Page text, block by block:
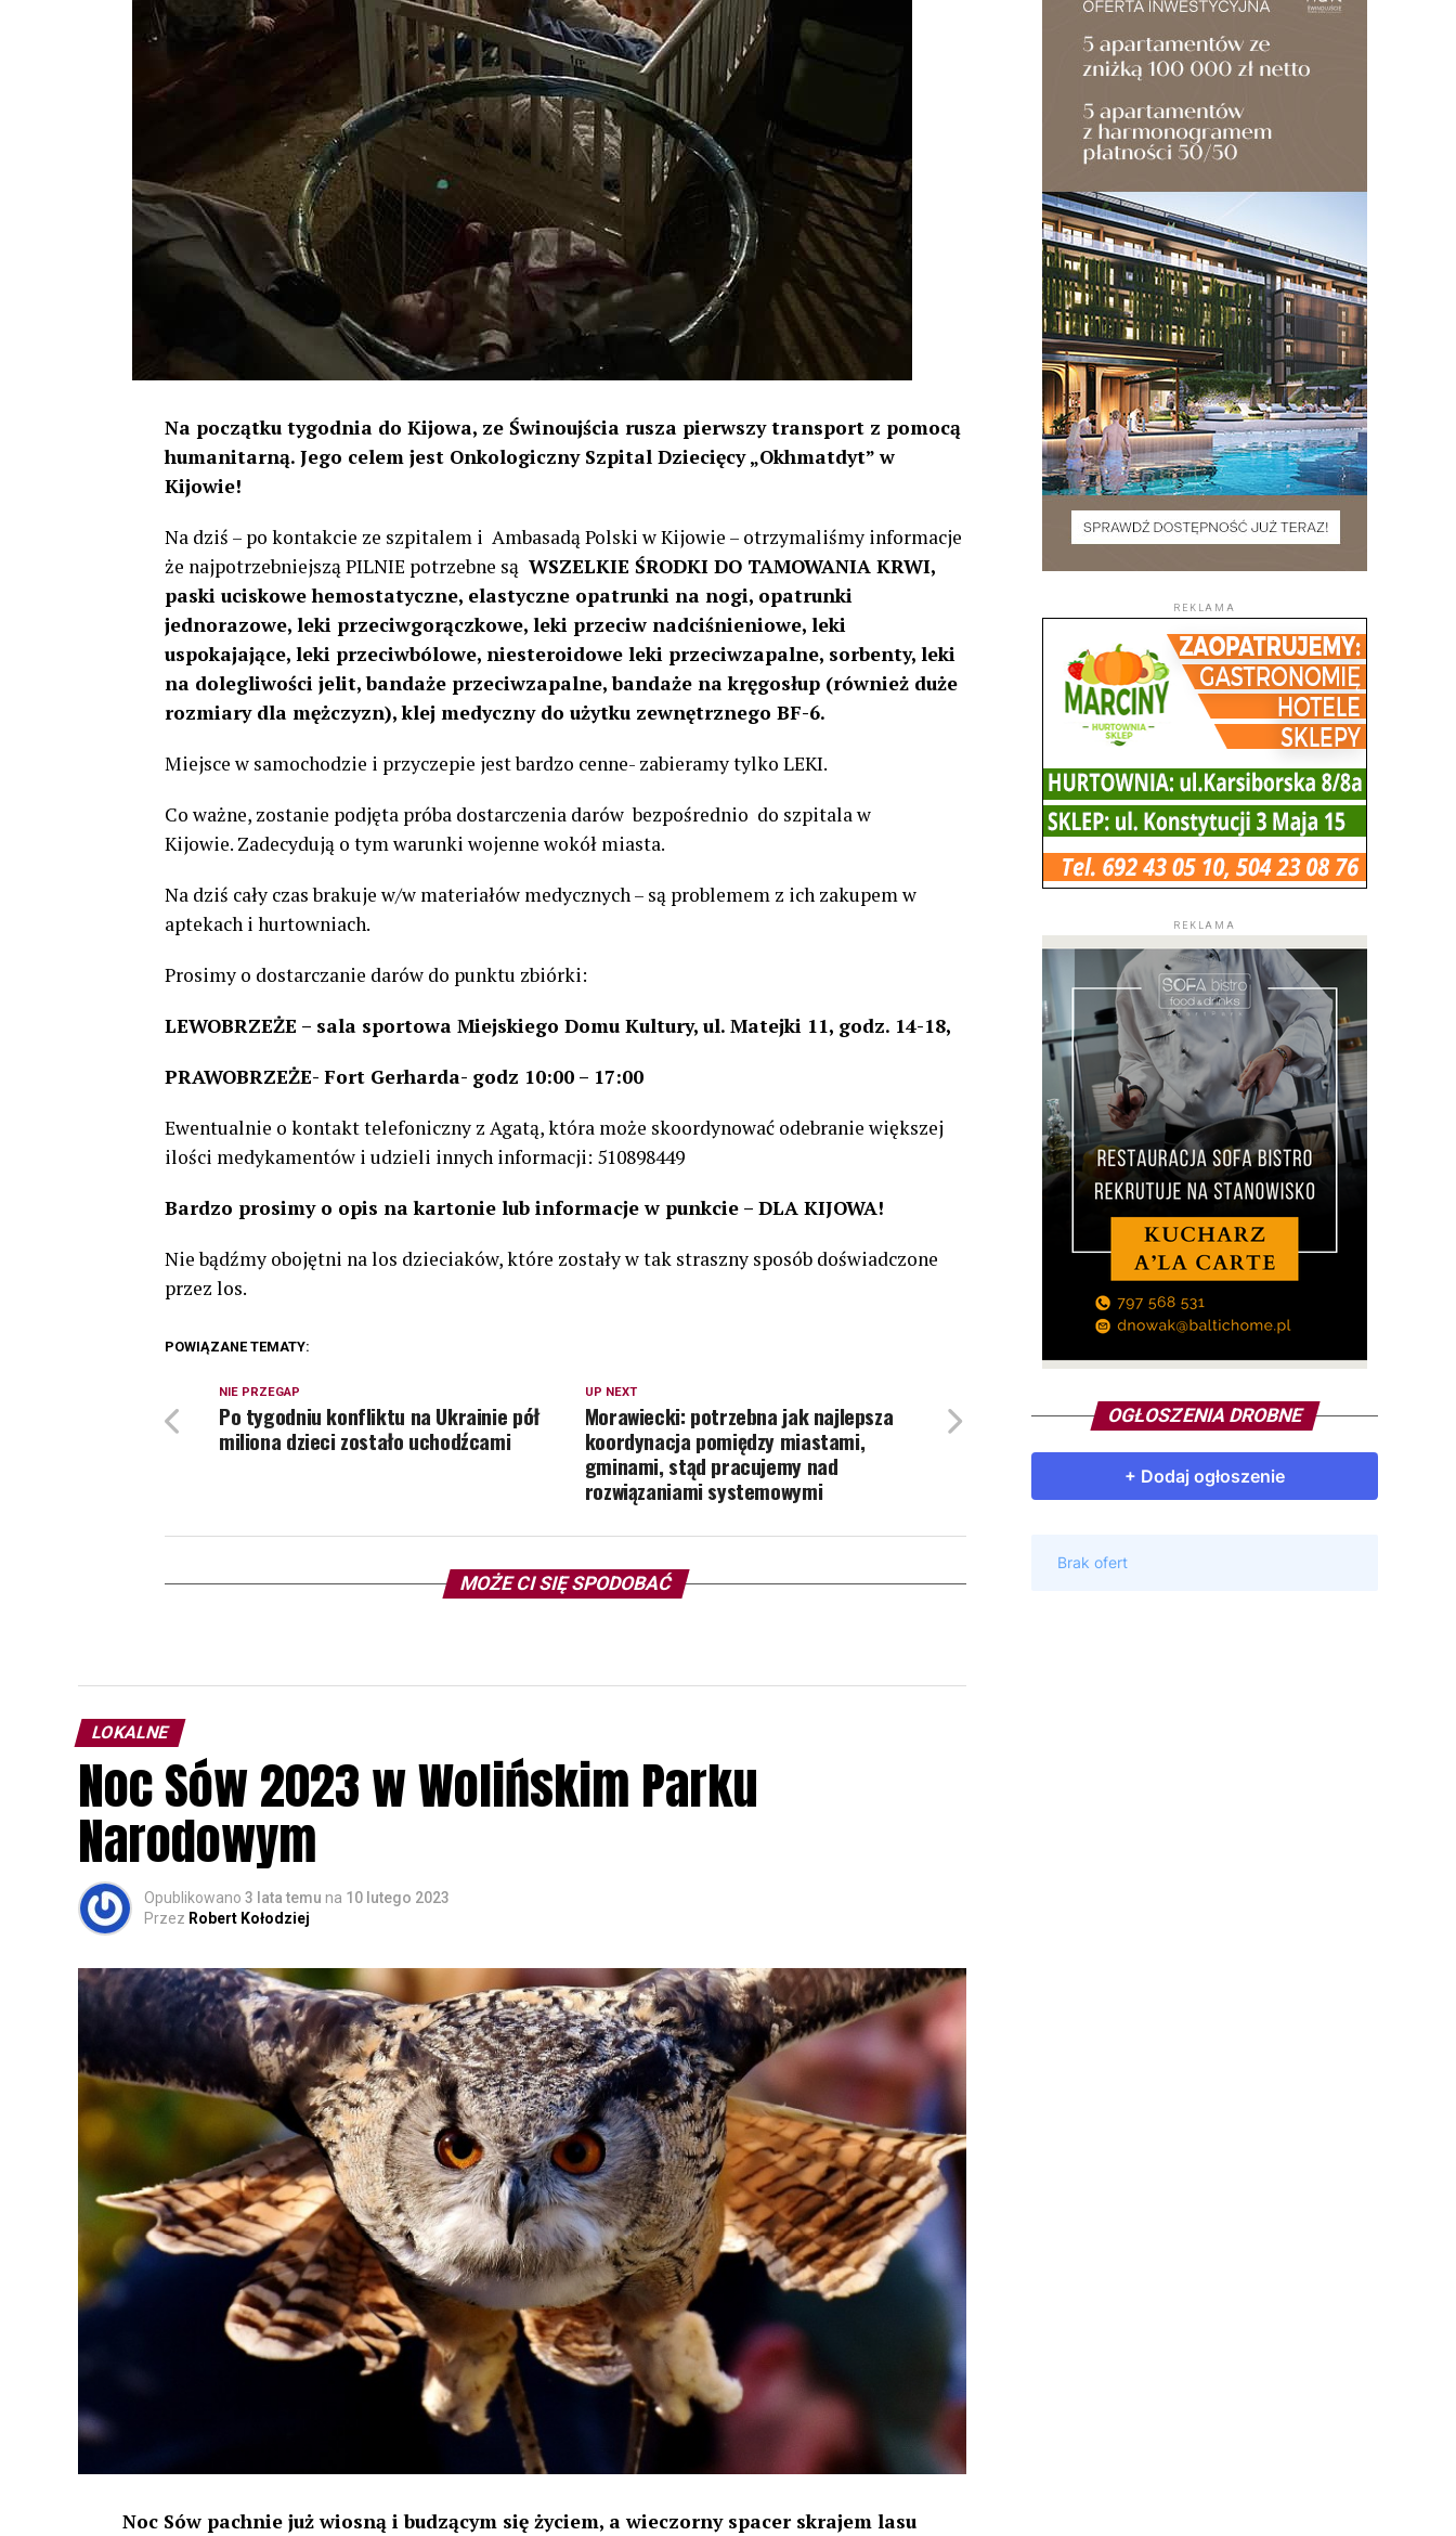
Na początku tygodnia do Kijowa, ze Świnoujścia rusza pierwszy transport z pomocą
humanitarną. Jego celem jest Onkologiczny Szpital Dziecięcy „Okhmatdyt” w
Kijowie!
Na dziś – po kontakcie ze szpitalem i Ambasadą Polski w Kijowie – otrzymaliśmy informacje
że najpotrzebniejszą PILNIE potrzebne są WSZELKIE ŚRODKI DO TAMOWANIA KRWI,
paski uciskowe hemostatyczne, elastyczne opatrunki na nogi, opatrunki
jednorazowe, leki przeciwgorączkowe, leki przeciw nadciśnieniowe, leki
uspokajające, leki przeciwbólowe, niesteroidowe leki przeciwzapalne, sorbenty, leki
na dolegliwości jelit, bandaże przeciwzapalne, bandaże na kręgosłup (również duże
rozmiary dla mężczyzn), klej medyczny do użytku zewnętrznego BF-6.
Miejsce w samochodzie i przyczepie jest bardzo cenne- zabieramy tylko LEKI.
Co ważne, zostanie podjęta próba dostarczenia darówbezpośrednio do szpitala w
Kijowie. Zadecydują o tym warunki wojenne wokół miasta.
Na dziś cały czas brakuje w/w materiałów medycznych – są problemem z ich zakupem w
aptekach i hurtowniach.
Prosimy o dostarczanie darów do punktu zbiórki:
LEWOBRZEŻE – sala sportowa Miejskiego Domu Kultury, ul. Matejki 11, godz. 14-18,
PRAWOBRZEŻE- Fort Gerharda- godz 10:00 – 17:00
Ewentualnie o kontakt telefoniczny z Agatą, która może skoordynować odebranie większej
ilości medykamentów i udzieli innych informacji: 510898449
Bardzo prosimy o opis na kartonie lub informacje w punkcie – DLA KIJOWA!
Nie bądźmy obojętni na los dzieciaków, które zostały w tak straszny sposób doświadczone
przez los.
POWIĄZANE TEMATY:
UP NEXT
Morawiecki: potrzebna jak najlepsza
koordynacja pomiędzy miastami,
gminami, stąd pracujemy nad
rozwiązaniami systemowymi
NIE PRZEGAP
Po tygodniu konfliktu na Ukrainie pół
miliona dzieci zostało uchodźcami
MOŻE CI SIĘ SPODOBAĆ
LOKALNE
Noc Sów 2023 w Wolińskim Parku
Narodowym
Opublikowano 3 lata temu na 10 lutego 2023
Przez Robert Kołodziej
Noc Sów pachnie już wiosną i budzącym się życiem, a wieczorny spacer skrajem lasu
REKLAMA
REKLAMA
OGŁOSZENIA DROBNE